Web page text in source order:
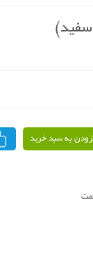
به سبد خرید